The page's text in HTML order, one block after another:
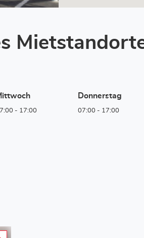
- 17:00
Donnerstag
07:00 - 17:00